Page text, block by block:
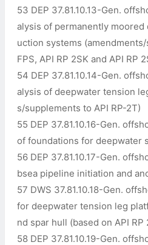
53 DEP 37.81.10.13-Gen.
alysis of permanently
uction systems
FPS, API RP 2SK and API RP
54 DEP 37.81.10.14-Gen.
alysis of deepwater tension
s/supplements to API RP-2T)
55 DEP 37.81.10.16-Gen.
of foundations for deepwater
56 DEP 37.81.10.17-Gen.
bsea pipeline initiation and
57 DWS 37.81.10.18-Gen.
for deepwater tension leg
nd spar hull (based on API RP
58 DEP 37.81.10.19-Gen.